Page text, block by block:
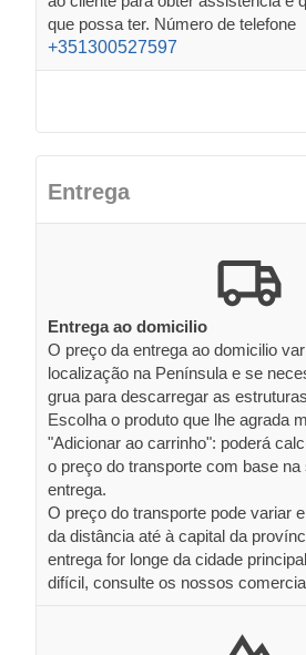
que possa ter. Número de telefone
+351300527597
Entrega
Entrega ao domicilio
O preço da entrega ao domicilio
localização na Península e se
grua para descarregar as
Escolha o produto que lhe agrada
"Adicionar ao carrinho": poderá
o preço do transporte com base na
entrega.
O preço do transporte pode variar
da distância até à capital da
entrega for longe da cidade
difícil, consulte os nossos